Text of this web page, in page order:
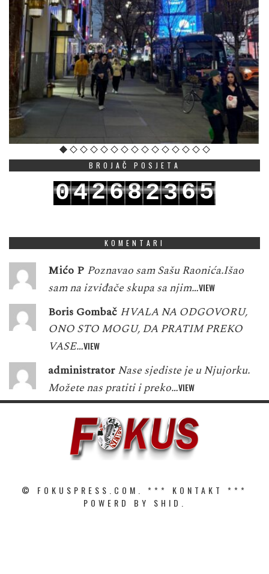
BROJAČ POSJETA
042682365
KOMENTARI
Mićo P Poznavao sam Sašu Raonića.Išao
sam na izviđače skupa sa njim…VIEW
Boris Gombač HVALA NA ODGOVORU,
ONO STO MOGU, DA PRATIM PREKO
VASE…VIEW
administrator Nase sjediste je u Njujorku.
Možete nas pratiti i preko…VIEW
© FOKUSPRESS.COM. *** KONTAKT
***
POWERD BY SHID.